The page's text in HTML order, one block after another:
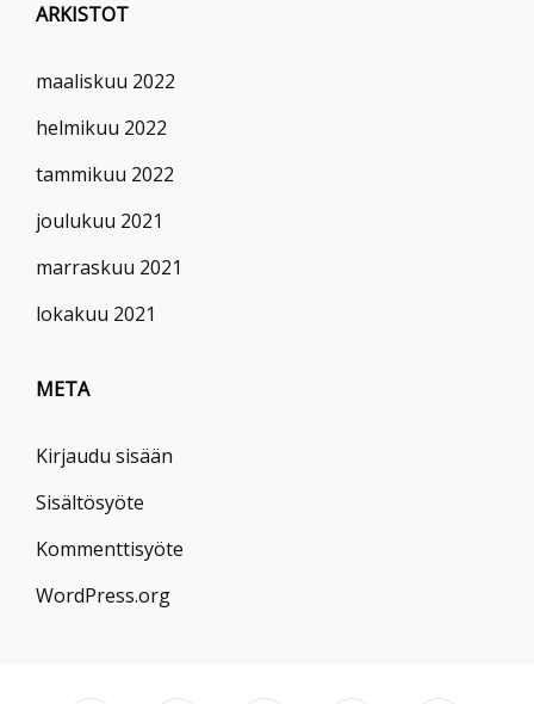
ARKISTOT
maaliskuu 2022
helmikuu 2022
tammikuu 2022
joulukuu 2021
marraskuu 2021
lokakuu 2021
META
Kirjaudu sisään
Sisältösyöte
Kommenttisyöte
WordPress.org